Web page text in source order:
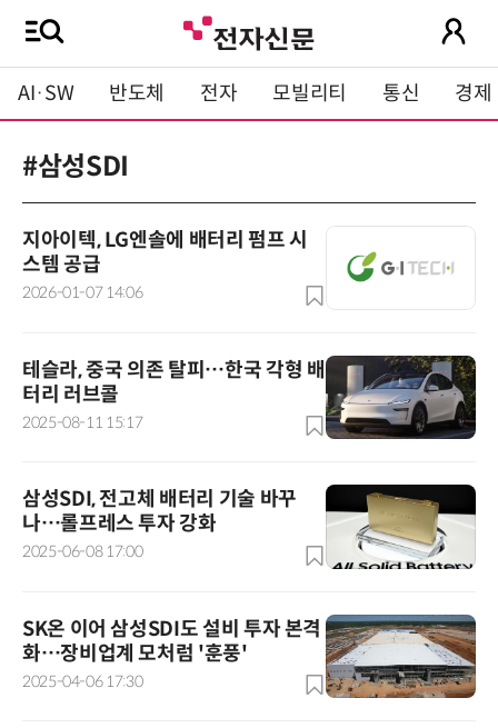
AI·SW 반도체 전자 모빌리티 통신 경제
#삼성SDI
지아이텍, LG엔솔에 배터리 펌프 시
스템 공급
2026-01-07 14:06
테슬라, 중국 의존 탈피…한국 각형 배
터리 러브콜
2025-08-11 15:17
삼성SDI, 전고체 배터리 기술 바꾸
나…롤프레스 투자 강화
2025-06-08 17:00
SK온 이어 삼성SDI도 설비 투자 본격
화…장비업계 모처럼 '훈풍'
2025-04-06 17:30